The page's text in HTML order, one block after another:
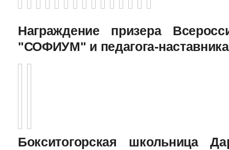
Награждение призера
"СОФИУМ" и педагога-наставника
Бокситогорская школьница